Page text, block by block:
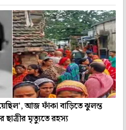
আজ ফাঁকা বাড়িতে ঝুলন্ত
ছাত্রীর মৃত্যুতে রহস্য